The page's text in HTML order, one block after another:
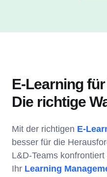
E-Learning
Die richtige
Mit der richtigen E-
besser für die
L&D-Teams
Ihr Learning